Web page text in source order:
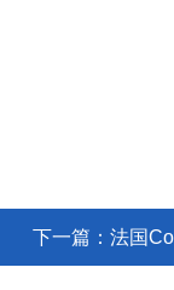
下一篇： 法国